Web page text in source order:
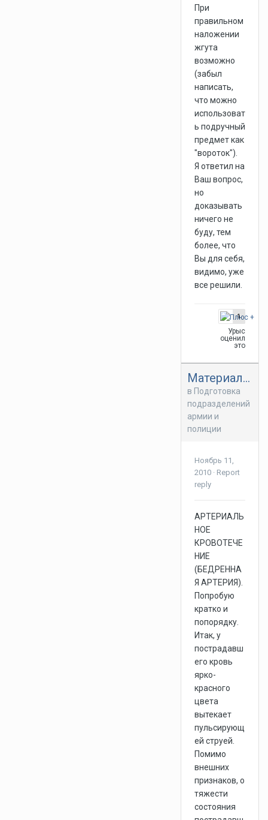
При
правильном
наложении
жгута
возможно
(забыл
написать,
что можно
использоват
ь подручный
предмет как
"вороток").
Я ответил на
Ваш вопрос,
но
доказывать
ничего не
буду, тем
более, что
Вы для себя,
видимо, уже
все решили.
1
Урыс
оценил
это
Материалы по медицинской помощи.
в Подготовка
подразделений
армии и
полиции
Ноябрь 11,
2010 · Report
reply
АРТЕРИАЛЬ
НОЕ
КРОВОТЕЧЕ
НИЕ
(БЕДРЕННА
Я АРТЕРИЯ).
Попробую
кратко и
попорядку.
Итак, у
пострадавш
его кровь
ярко-
красного
цвета
вытекает
пульсирующ
ей струей.
Помимо
внешних
признаков, о
тяжести
состояния